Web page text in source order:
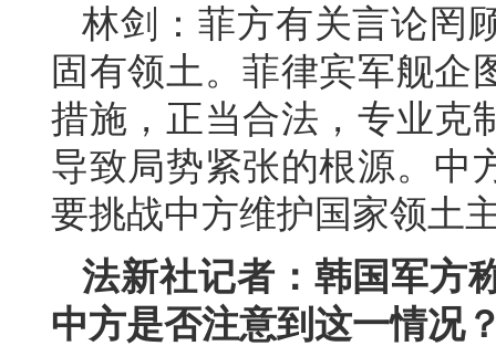
林剑：菲方有关言论罔
固有领土。菲律宾军舰企
措施，正当合法，专业克
导致局势紧张的根源。中
要挑战中方维护国家领土
法新社记者：韩国军方
中方是否注意到这一情况